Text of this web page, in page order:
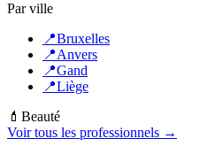
Par ville
📍Bruxelles
📍Anvers
📍Gand
📍Liège
💄 Beauté
Voir tous les professionnels →